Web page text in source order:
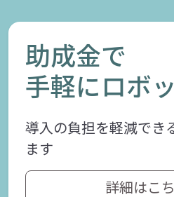
助成金で
手軽にロボ
導入の負担を軽減でき
ます
詳細はこ